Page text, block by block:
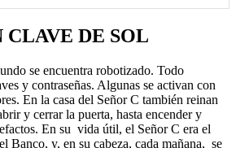
CLAVE DE SOL
se encuentra robotizado. Todo
y contraseñas. Algunas se activan con
En la casa del Señor C también reinan
y cerrar la puerta, hasta encender y
En su vida útil, el Señor C era el
Banco, y, en su cabeza, cada mañana, se